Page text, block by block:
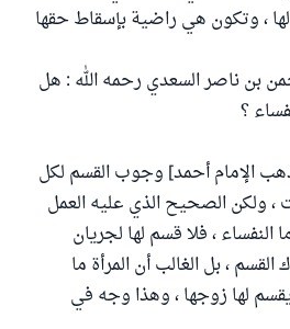
، وتكون هي راضية بإسقاط حقها
بن ناصر السعدي رحمه الله : هل
؟
الإمام أحمد] وجوب القسم لكل
، ولكن الصحيح الذي عليه العمل
النفساء ، فلا قسم لها لجريان
، بل الغالب أن المرأة ما
لها زوجها ، وهذا وجه في